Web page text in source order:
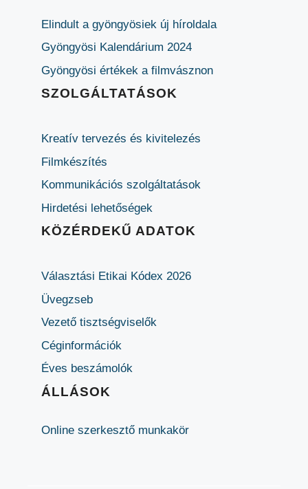
Elindult a gyöngyösiek új híroldala
Gyöngyösi Kalendárium 2024
Gyöngyösi értékek a filmvásznon
SZOLGÁLTATÁSOK
Kreatív tervezés és kivitelezés
Filmkészítés
Kommunikációs szolgáltatások
Hirdetési lehetőségek
KÖZÉRDEKŰ ADATOK
Választási Etikai Kódex 2026
Üvegzseb
Vezető tisztségviselők
Céginformációk
Éves beszámolók
ÁLLÁSOK
Online szerkesztő munkakör